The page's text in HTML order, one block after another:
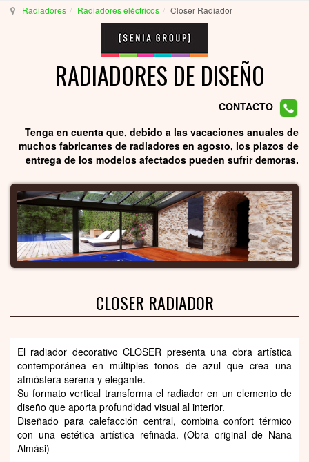
Radiadores Radiadores eléctricos Closer Radiador
RADIADORES DE DISEÑO
CONTACTO
Tenga en cuenta que, debido a las vacaciones anuales de
muchos fabricantes de radiadores en agosto, los plazos de
entrega de los modelos afectados pueden sufrir demoras.
CLOSER RADIADOR
El radiador decorativo CLOSER presenta una obra artística
contemporánea en múltiples tonos de azul que crea una
atmósfera serena y elegante.
Su formato vertical transforma el radiador en un elemento de
diseño que aporta profundidad visual al interior.
Diseñado para calefacción central, combina confort térmico
con una estética artística refinada. (Obra original de Nana
Almási)